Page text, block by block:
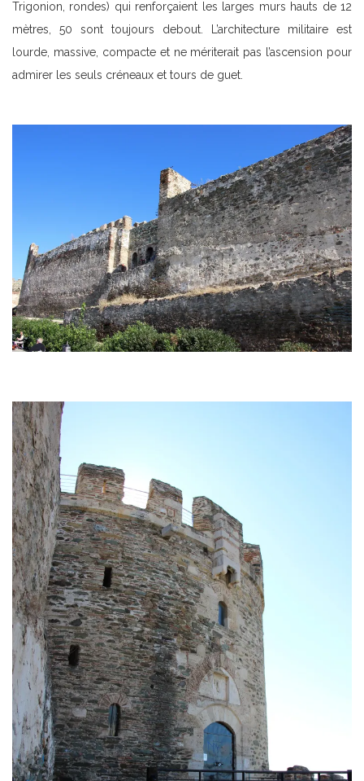
Trigonion, rondes) qui renforçaient les larges murs hauts de 12
mètres, 50 sont toujours debout. L’architecture militaire est
lourde, massive, compacte et ne mériterait pas l’ascension pour
admirer les seuls créneaux et tours de guet.